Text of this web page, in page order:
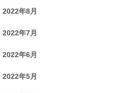
2022年8月
2022年7月
2022年6月
2022年5月